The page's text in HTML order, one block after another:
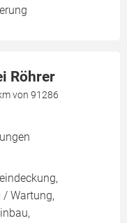
Röhrer
von 91286
/ Wartung,